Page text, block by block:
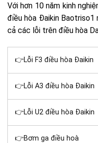
Với hơn 10 năm kinh
điều hòa Đaikin
cả các lỗi trên điều hòa
👉Lỗi F3 điều hòa Đaikin
👉Lỗi A3 điều hòa Đaikin
👉Lỗi U2 điều hòa Đaikin
👉Bơm ga điều hoà